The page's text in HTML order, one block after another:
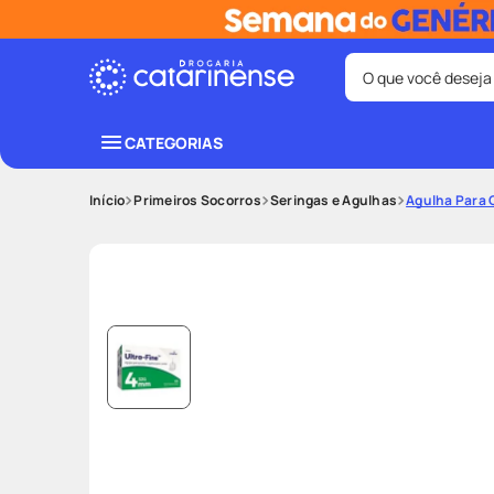
O que você deseja
3º fralda
CATEGORIAS
Primeiros Socorros Seringas e Agulhas Agulha Para